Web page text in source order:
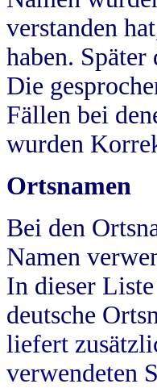
verstanden
haben.
Die
Fällen bei
wurden
Ortsnamen
Bei den
Namen
In dieser
deutsche
liefert
verwendeten